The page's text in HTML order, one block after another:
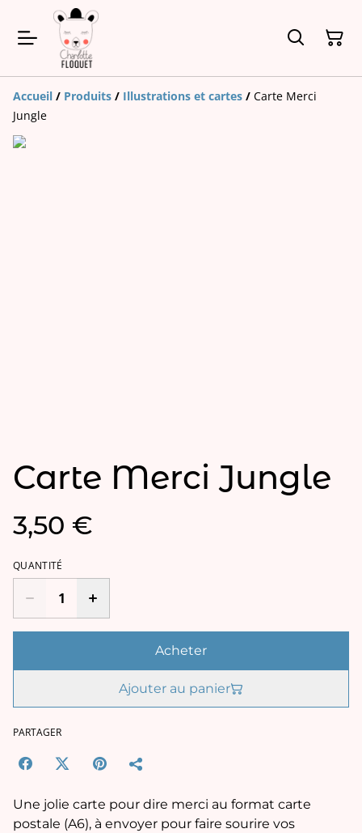
Accueil / Produits / Illustrations et cartes / Carte Merci
Jungle
Carte Merci Jungle
3,50 €
QUANTITÉ
Acheter
Ajouter au panier
PARTAGER
Une jolie carte pour dire merci au format carte
postale (A6), à envoyer pour faire sourire vos